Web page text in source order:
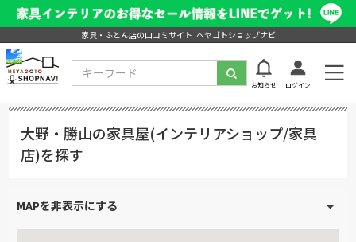
家具・ふとん店の口コミサイト ヘヤゴトショップナビ
お知らせ ログイン
大野・勝山の家具屋(インテリアショップ/家具
店)を探す